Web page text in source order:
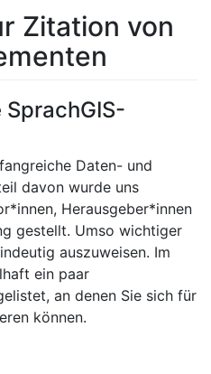
Zitation von
Daten- und
davon wurde uns
Herausgeber*innen
gestellt. Umso wichtiger
auszuweisen. Im
ein paar
an denen Sie sich für
können.